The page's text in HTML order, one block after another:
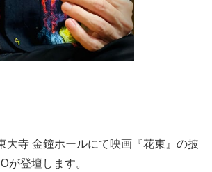
大寺 金鐘ホールにて映画『花束』の披
が登壇します。